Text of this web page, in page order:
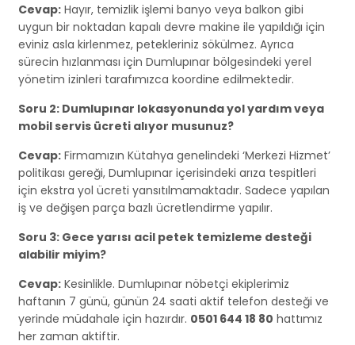
Cevap: Hayır, temizlik işlemi banyo veya balkon gibi
uygun bir noktadan kapalı devre makine ile yapıldığı için
eviniz asla kirlenmez, petekleriniz sökülmez. Ayrıca
sürecin hızlanması için Dumlupınar bölgesindeki yerel
yönetim izinleri tarafımızca koordine edilmektedir.
Soru 2: Dumlupınar lokasyonunda yol yardım veya
mobil servis ücreti alıyor musunuz?
Cevap: Firmamızın Kütahya genelindeki ‘Merkezi Hizmet’
politikası gereği, Dumlupınar içerisindeki arıza tespitleri
için ekstra yol ücreti yansıtılmamaktadır. Sadece yapılan
iş ve değişen parça bazlı ücretlendirme yapılır.
Soru 3: Gece yarısı acil petek temizleme desteği
alabilir miyim?
Cevap: Kesinlikle. Dumlupınar nöbetçi ekiplerimiz
haftanın 7 günü, günün 24 saati aktif telefon desteği ve
yerinde müdahale için hazırdır. 0501 644 18 80 hattımız
her zaman aktiftir.